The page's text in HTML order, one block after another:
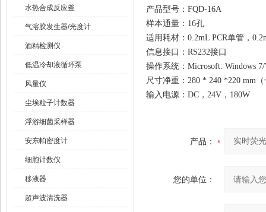
水热合成反应釜
气溶胶发生器/光度计
酒精检测仪
低温冷却液循环泵
风量仪
尘埃粒子计数器
浮游细菌采样器
安东帕密度计
细胞计数仪
移液器
超声波清洗器
产品型号：FQD-16A
样本通量：16孔
适用耗材：0.2mL PCR单管，
信息接口：RS232接口
操作系统：Microsoft: Windows 7/
尺寸净重：280 * 240 *220 mm
输入电源：DC，24V，180W
产品：
您的单位：